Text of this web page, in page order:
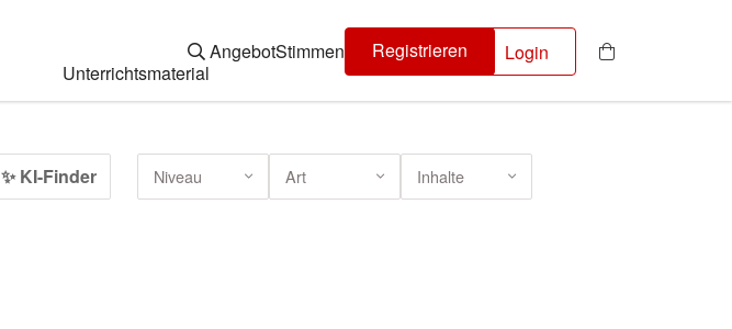
Unterrichtsmaterial
AngebotStimmen Registrieren Login
✨ KI-Finder Niveau Art Inhalte